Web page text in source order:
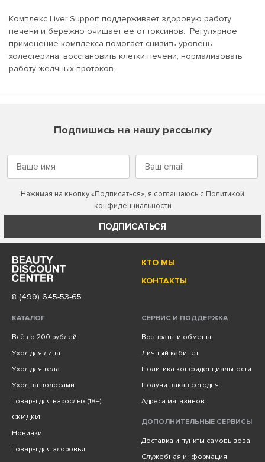
Комплекс Liver Support поддерживает здоровую работу
печени и бережно очищает ее от токсинов. Регулярное
применение комплекса помогает снизить уровень
холестерина, восстановить клетки печени, нормализовать
работу желчных протоков.
Подпишись на нашу рассылку
Нажимая на кнопку «Подписаться», я соглашаюсь с Политикой
конфиденциальности
ПОДПИСАТЬСЯ
КТО МЫ
КОНТАКТЫ
8 (499) 645-53-65
КАТАЛОГ
Всё до 200 рублей
Уход для лица
Уход для тела
Уход за волосами
Товары для взрослых (18+)
СКИДКИ
Новинки
Товары для здоровья
СЕРВИС И ПОДДЕРЖКА
Возвраты и обмены
Личный кабинет
Политика конфиденциальности
Получи заказ сегодня
Адреса магазинов
ДОПОЛНИТЕЛЬНЫЕ СЕРВИСЫ
Доставка и пункты самовывоза
Служебная информация